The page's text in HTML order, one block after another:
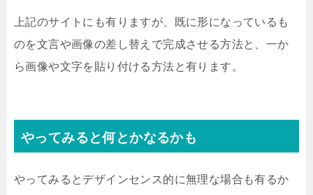
上記のサイトにも有りますが、既に形になっているも
のを文言や画像の差し替えで完成させる方法と、一か
ら画像や文字を貼り付ける方法と有ります。
やってみると何とかなるかも
やってみるとデザインセンス的に無理な場合も有るか